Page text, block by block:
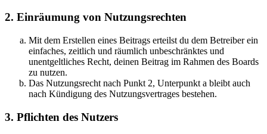
2. Einräumung von Nutzungsrechten
Mit dem Erstellen eines Beitrags erteilst du dem Betreiber ein
einfaches, zeitlich und räumlich unbeschränktes und
unentgeltliches Recht, deinen Beitrag im Rahmen des Boards
zu nutzen.
Das Nutzungsrecht nach Punkt 2, Unterpunkt a bleibt auch
nach Kündigung des Nutzungsvertrages bestehen.
3. Pflichten des Nutzers